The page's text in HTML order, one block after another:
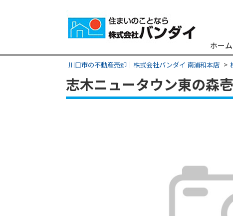
ホーム
川口市の不動産売却｜株式会社バンダイ 南浦和本店
志木ニュータウン東の森